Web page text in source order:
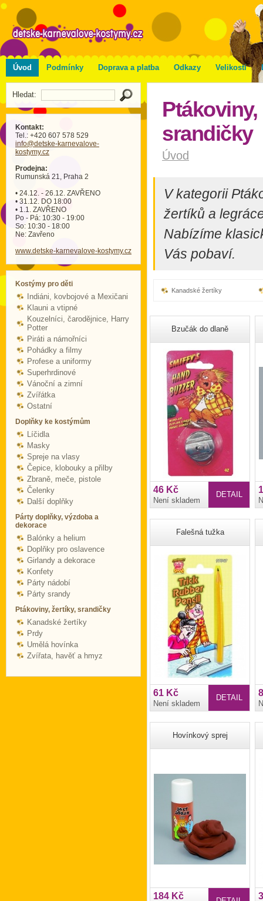
Úvod Podmínky Doprava a platba Odkazy Velikosti
Hledat:
Kontakt:
Tel.: +420 607 578 529
info@detske-karnevalove-
kostymy.cz
Prodejna:
Rumunská 21, Praha 2
• 24.12. - 26.12. ZAVŘENO
• 31.12. DO 18:00
• 1.1. ZAVŘENO
Po - Pá: 10:30 - 19:00
So: 10:30 - 18:00
Ne: Zavřeno
www.detske-karnevalove-kostymy.cz
Kostýmy pro děti
Indiáni, kovbojové a Mexičani
Klauni a vtipné
Kouzelníci, čarodějnice, Harry
Potter
Piráti a námořníci
Pohádky a filmy
Profese a uniformy
Superhrdinové
Vánoční a zimní
Zvířátka
Ostatní
Doplňky ke kostýmům
Líčidla
Masky
Spreje na vlasy
Čepice, klobouky a přilby
Zbraně, meče, pistole
Čelenky
Další doplňky
Párty doplňky, výzdoba a
dekorace
Balónky a helium
Doplňky pro oslavence
Girlandy a dekorace
Konfety
Párty nádobí
Párty srandy
Ptákoviny, žertíky, srandičky
Kanadské žertíky
Prdy
Umělá hovínka
Zvířata, havěť a hmyz
Ptákoviny,
srandičky
Úvod
V kategorii
žertíků a
Nabízíme
Vás pobaví.
Kanadské žertíky
Bzučák do dlaně
DETAIL
46 Kč
Není skladem
Falešná tužka
DETAIL
61 Kč
Není skladem
Hovínkový sprej
184 Kč